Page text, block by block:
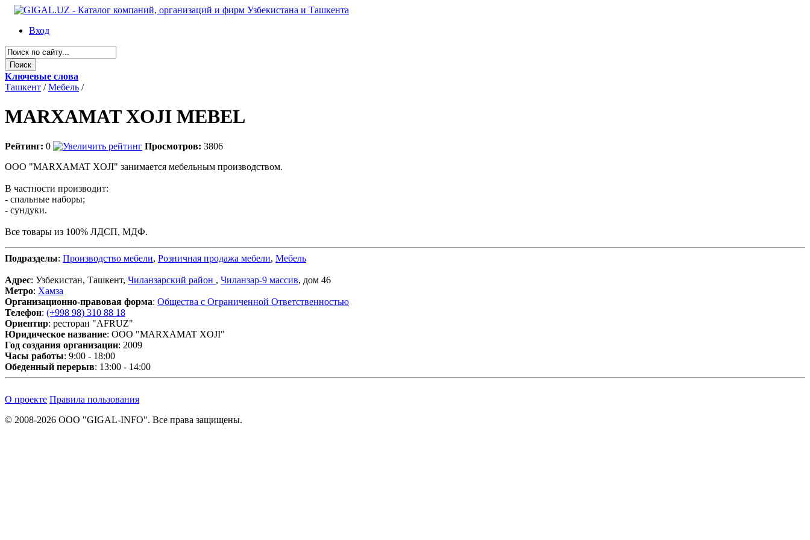
Вход
Ключевые слова
Ташкент / Мебель /
MARXAMAT XOJI MEBEL
Рейтинг: 0 Просмотров: 3806
OOO "MARXAMAT XOJI" занимается мебельным производством.
В частности производит:
- спальные наборы;
- сундуки.
Все товары из 100% ЛДСП, МДФ.
Подразделы: Производство мебели, Розничная продажа мебели, Мебель
Адрес: Узбекистан, Ташкент, Чиланзарский район , Чиланзар-9 массив, дом 46
Метро: Хамза
Организационно-правовая форма: Общества с Ограниченной Ответственностью
Телефон: (+998 98) 310 88 18
Ориентир: ресторан "AFRUZ"
Юридическое название: OOO "MARXAMAT XOJI"
Год создания организации: 2009
Часы работы: 9:00 - 18:00
Обеденный перерыв: 13:00 - 14:00
О проекте Правила пользования
© 2008-2026 ООО "GIGAL-INFO". Все права защищены.